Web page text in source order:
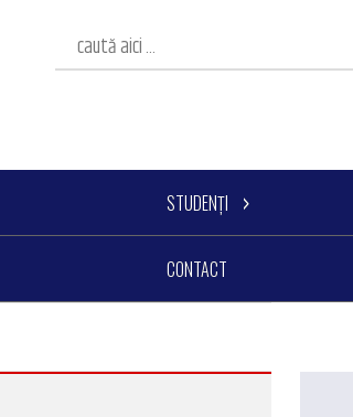
STUDENȚI
CONTACT